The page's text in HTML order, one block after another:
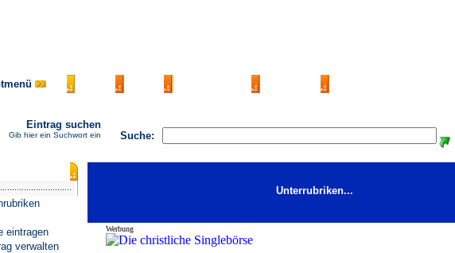
Suche:
Eintrag suchen
Gib hier ein Suchwort ein
eintragen
verwalten
Unterrubriken...
Werbung